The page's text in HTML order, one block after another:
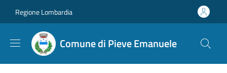
Regione Lombardia
Comune di Pieve Emanuele